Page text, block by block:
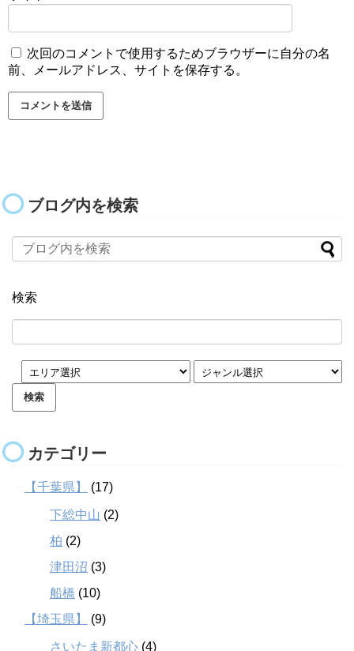
次回のコメントで使用するためブラウザーに自分の名
前、メールアドレス、サイトを保存する。
ブログ内を検索
検索
カテゴリー
【千葉県】 (17)
下総中山 (2)
柏 (2)
津田沼 (3)
船橋 (10)
【埼玉県】
(9)
さいたま新都心 (4)